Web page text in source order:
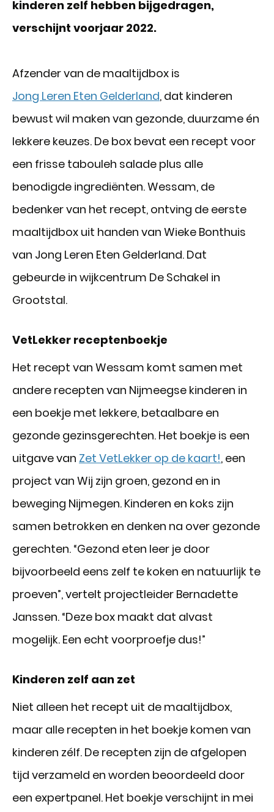
kinderen zelf hebben bijgedragen,
verschijnt voorjaar 2022.
Afzender van de maaltijdbox is
Jong Leren Eten Gelderland, dat kinderen
bewust wil maken van gezonde, duurzame én
lekkere keuzes. De box bevat een recept voor
een frisse tabouleh salade plus alle
benodigde ingrediënten. Wessam, de
bedenker van het recept, ontving de eerste
maaltijdbox uit handen van Wieke Bonthuis
van Jong Leren Eten Gelderland. Dat
gebeurde in wijkcentrum De Schakel in
Grootstal.
VetLekker receptenboekje
Het recept van Wessam komt samen met
andere recepten van Nijmeegse kinderen in
een boekje met lekkere, betaalbare en
gezonde gezinsgerechten. Het boekje is een
uitgave van Zet VetLekker op de kaart!, een
project van Wij zijn groen, gezond en in
beweging Nijmegen. Kinderen en koks zijn
samen betrokken en denken na over gezonde
gerechten. “Gezond eten leer je door
bijvoorbeeld eens zelf te koken en natuurlijk te
proeven”, vertelt projectleider Bernadette
Janssen. “Deze box maakt dat alvast
mogelijk. Een echt voorproefje dus!”
Kinderen zelf aan zet
Niet alleen het recept uit de maaltijdbox,
maar alle recepten in het boekje komen van
kinderen zélf. De recepten zijn de afgelopen
tijd verzameld en worden beoordeeld door
een expertpanel. Het boekje verschijnt in mei